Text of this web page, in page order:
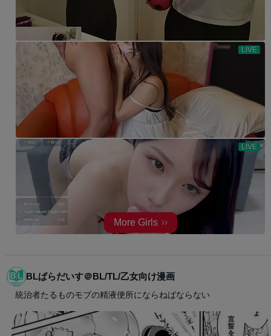
BLぱらだいす＠BL/TL/乙女向け漫画
統治者たるものモブの精液便所にならねばならない